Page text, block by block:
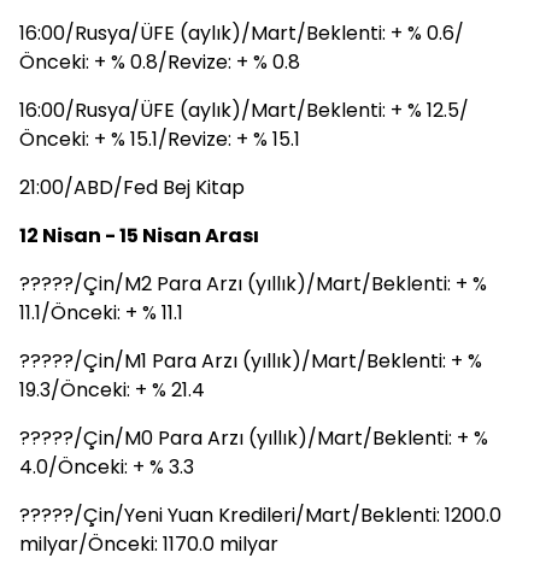
16:00/Rusya/ÜFE (aylık)/Mart/Beklenti: + % 0.6/
Önceki: + % 0.8/Revize: + % 0.8
16:00/Rusya/ÜFE (aylık)/Mart/Beklenti: + % 12.5/
Önceki: + % 15.1/Revize: + % 15.1
21:00/ABD/Fed Bej Kitap
12 Nisan - 15 Nisan Arası
?????/Çin/M2 Para Arzı (yıllık)/Mart/Beklenti: + %
11.1/Önceki: + % 11.1
?????/Çin/M1 Para Arzı (yıllık)/Mart/Beklenti: + %
19.3/Önceki: + % 21.4
?????/Çin/M0 Para Arzı (yıllık)/Mart/Beklenti: + %
4.0/Önceki: + % 3.3
?????/Çin/Yeni Yuan Kredileri/Mart/Beklenti: 1200.0
milyar/Önceki: 1170.0 milyar